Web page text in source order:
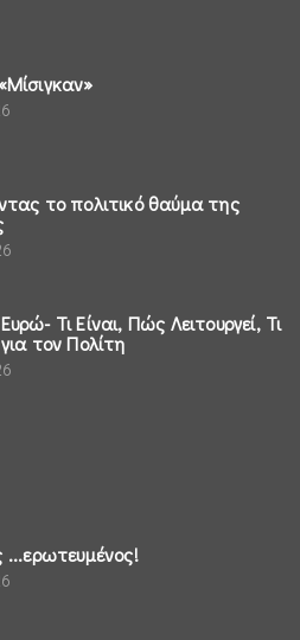
το πολιτικό θαύμα της
Τι Είναι, Πώς Λειτουργεί, Τι
τον Πολίτη